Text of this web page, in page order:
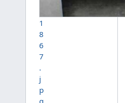
1
8
6
7
.
j
p